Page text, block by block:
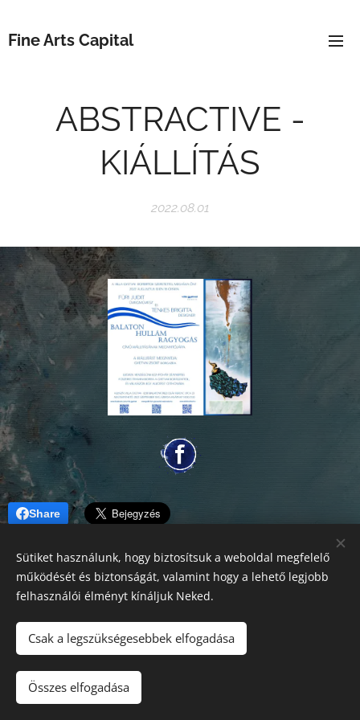
Fine Arts Capital
ABSTRACTIVE -
KIÁLLÍTÁS
2022.08.01
Share
2026 Fine Arts Capital művészeti egyesület | Minden jog
Az oldalt a
Sütiket használunk, hogy biztosítsuk a weboldal megfelelő
működését és biztonságát, valamint hogy a lehető legjobb
felhasználói élményt kínáljuk Neked.
Csak a legszükségesebbek elfogadása
Összes elfogadása